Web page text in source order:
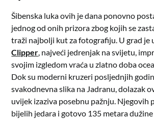
Šibenska luka ovih je dana ponovno
jednog od onih prizora zbog kojih se
traži najbolji kut za fotografiju. U grad je
Clipper, najveći jedrenjak na svijetu,
svojim izgledom vraća u zlatno doba
Dok su moderni kruzeri posljednjih
svakodnevna slika na Jadranu, dolazak
uvijek izaziva posebnu pažnju. Njegovih
bijelih jedara i gotovo 135 metara